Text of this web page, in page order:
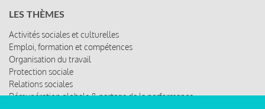
LES THÈMES
Activités sociales et culturelles
Emploi, formation et compétences
Organisation du travail
Protection sociale
Relations sociales
Rémunération globale & partage de la performance